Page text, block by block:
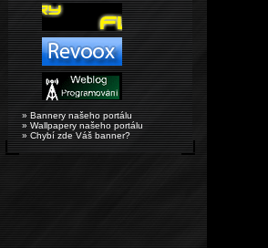
» Bannery našeho portálu
» Wallpapery našeho portálu
» Chybí zde Váš banner?